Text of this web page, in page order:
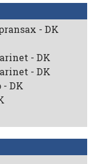
- DK
- DK
- DK
- DK